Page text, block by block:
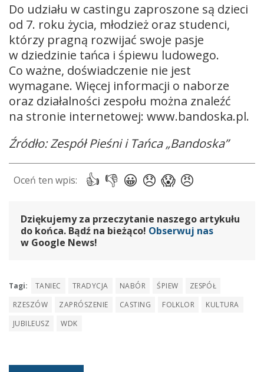
Do udziału w castingu zaproszone są dzieci
od 7. roku życia, młodzież oraz studenci,
którzy pragną rozwijać swoje pasje
w dziedzinie tańca i śpiewu ludowego.
Co ważne, doświadczenie nie jest
wymagane. Więcej informacji o naborze
oraz działalności zespołu można znaleźć
na stronie internetowej: www.bandoska.pl.
Źródło: Zespół Pieśni i Tańca „Bandoska”
Dziękujemy za przeczytanie naszego artykułu
do końca. Bądź na bieżąco! Obserwuj nas
w Google News!
Tagi: TANIEC TRADYCJA NABÓR ŚPIEW
ZESPÓŁ
RZESZÓW
ZAPRÓSZENIE CASTING FOLKLOR
KULTURA
JUBILEUSZ
WDK